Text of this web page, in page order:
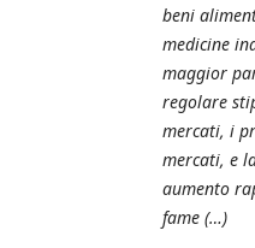
beni
medicine
maggior
regolare
mercati, i
mercati, e
aumento
fame (…)